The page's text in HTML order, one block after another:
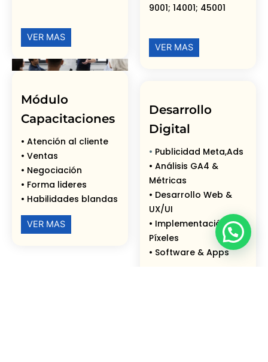
VER MAS
Módulo
Capacitaciones
• Atención al cliente
• Ventas
• Negociación
• Forma lideres
• Habilidades blandas
VER MAS
9001; 14001; 45001
VER MAS
Desarrollo
Digital
• Publicidad Meta,Ads
• Análisis GA4 &
Métricas
• Desarrollo Web &
UX/UI
• Implementación de
Píxeles
• Software & Apps
💬¿Necesitas ayuda?